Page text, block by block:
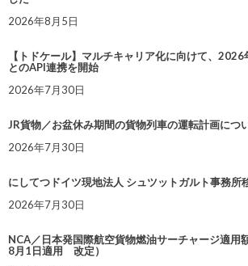
2026年8月5日
【トドケール】マルチキャリア化に向けて、
とのAPI連携を開始
2026年7月30日
JR貨物／お盆休み期間の貨物列車の運転計画につ
2026年7月30日
にしてつドイツ現地法人 シュツットガルト事務所
2026年7月30日
NCA／日本発国際航空貨物燃油サーチャージ適用
8月1日適用 改定）